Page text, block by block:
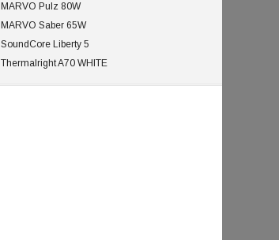
MARVO Pulz 80W
MARVO Saber 65W
SoundCore Liberty 5
Thermalright A70 WHITE